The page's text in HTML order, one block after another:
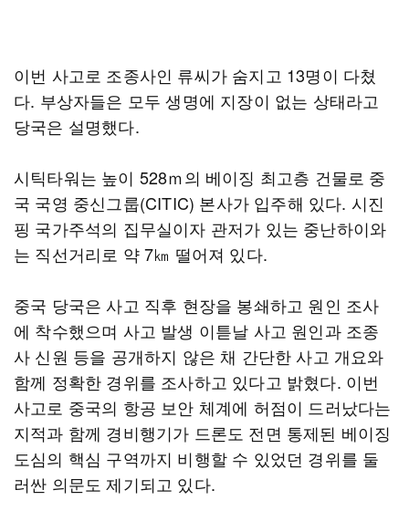
이번 사고로 조종사인 류씨가 숨지고 13명이 다쳤
다. 부상자들은 모두 생명에 지장이 없는 상태라고
당국은 설명했다.
시틱타워는 높이 528ｍ의 베이징 최고층 건물로 중
국 국영 중신그룹(CITIC) 본사가 입주해 있다. 시진
핑 국가주석의 집무실이자 관저가 있는 중난하이와
는 직선거리로 약 7㎞ 떨어져 있다.
중국 당국은 사고 직후 현장을 봉쇄하고 원인 조사
에 착수했으며 사고 발생 이튿날 사고 원인과 조종
사 신원 등을 공개하지 않은 채 간단한 사고 개요와
함께 정확한 경위를 조사하고 있다고 밝혔다. 이번
사고로 중국의 항공 보안 체계에 허점이 드러났다는
지적과 함께 경비행기가 드론도 전면 통제된 베이징
도심의 핵심 구역까지 비행할 수 있었던 경위를 둘
러싼 의문도 제기되고 있다.